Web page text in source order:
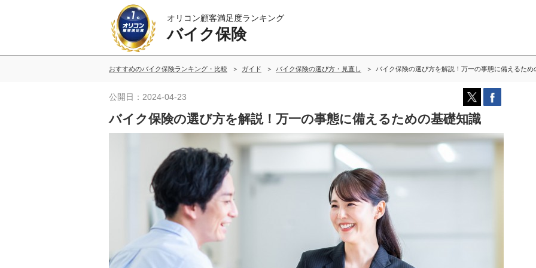
オリコン顧客満足度ランキング
バイク保険
おすすめのバイク保険ランキング・比較 ガイド バイク保険の選び方・見直し バイク保険の選び方を解説！万一の事態に備えるため
公開日：2024-04-23
バイク保険の選び方を解説！万一の事態に備えるための基礎知識